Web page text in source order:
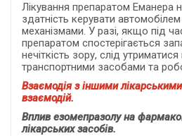
Лікування препаратом Еманера
здатність керувати
механізмами. У разі, якщо під
препаратом спостерігається
нечіткість зору, слід
транспортними засобами та
Взаємодія з іншими
взаємодій.
Вплив езомепразолу на
лікарських засобів.